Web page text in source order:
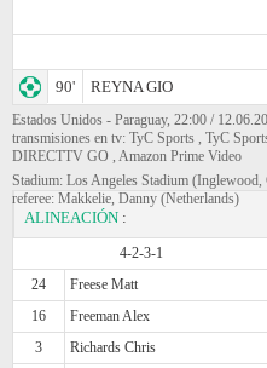
90'
REYNA GIO
Estados Unidos - Paraguay, 22:00 /
transmisiones en tv: TyC Sports , TyC
DIRECTTV GO , Amazon Prime Video
Stadium: Los Angeles Stadium
referee: Makkelie, Danny (Netherlands)
ALINEACIÓN :
4-2-3-1
24
Freese Matt
16
Freeman Alex
3
Richards Chris